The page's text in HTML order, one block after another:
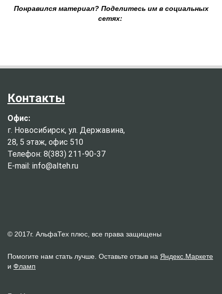
Понравился материал? Поделитесь им в социальных
сетях:
Контакты
Офис:
г. Новосибирск, ул. Державина,
28, 5 этаж, офис 510
Телефон: 8(383) 211-90-37
E-mail: info@alteh.ru
© 2017г. АльфаТех плюс, все права защищены
Помогите нам стать лучше. Оставьте отзыв на Яндекс.Маркете
и Фламп